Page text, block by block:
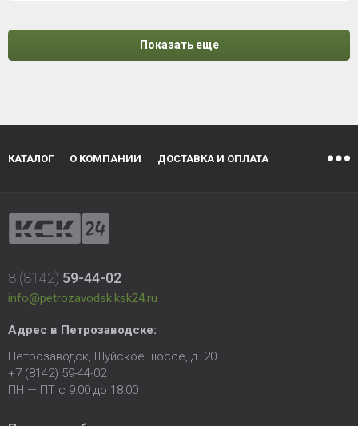
Показать еще
КАТАЛОГ О КОМПАНИИ ДОСТАВКА И ОПЛАТА
8 (8142) 59-44-02
info@petrozavodsk.ksk24.ru
Адрес в Петрозаводске:
Петрозаводск, Шуйское шоссе, д. 20
+7 (8142) 59-44-02
ПН — ПТ с 9:00 до 18:00